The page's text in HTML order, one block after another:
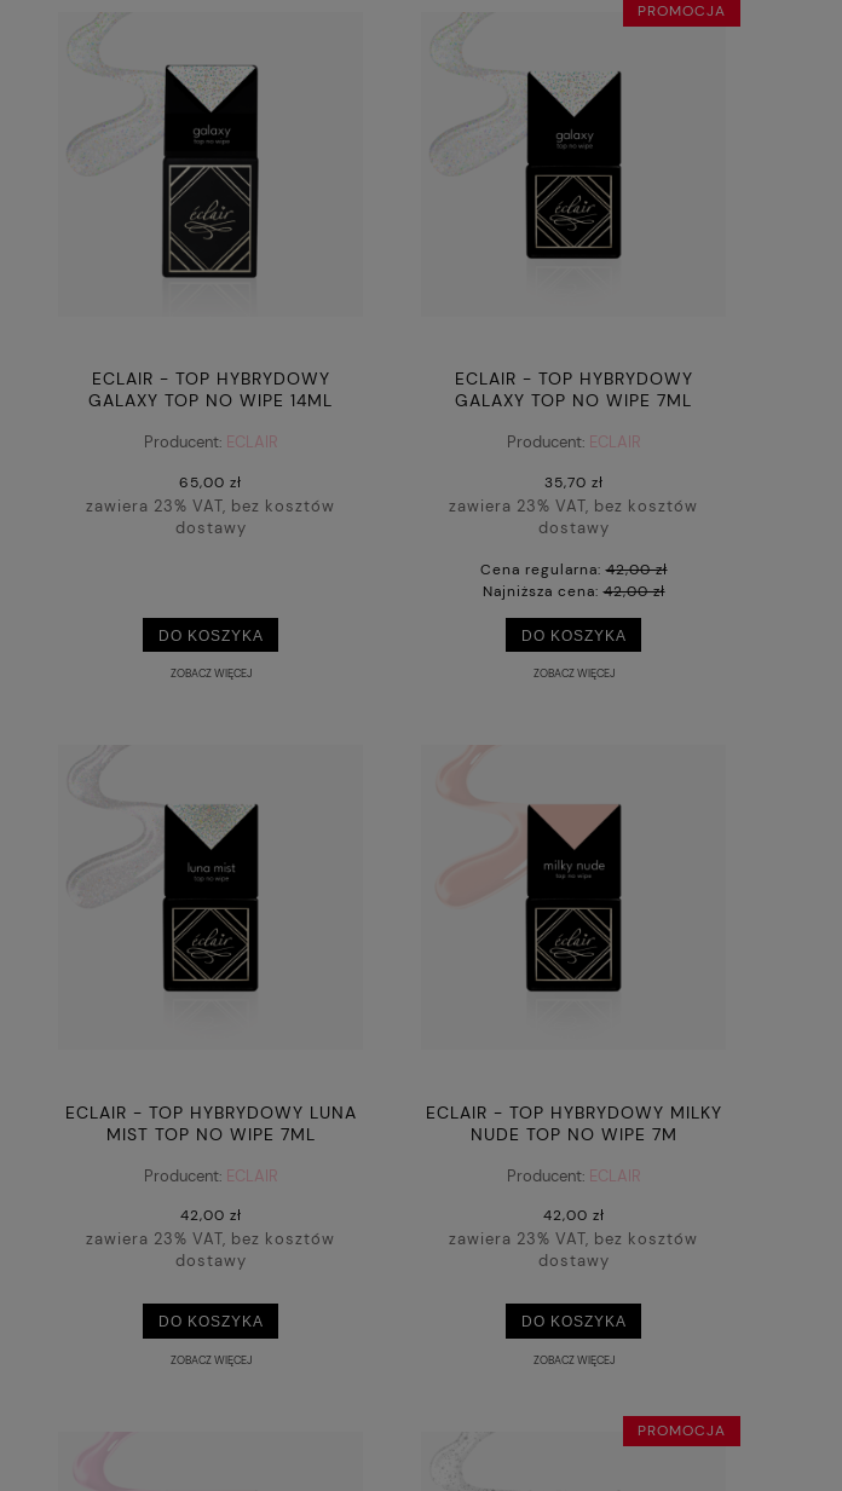
ECLAIR - TOP HYBRYDOWY
GALAXY TOP NO WIPE 14ML
Producent: ECLAIR
65,00 zł
zawiera 23% VAT, bez kosztów
dostawy
DO KOSZYKA
ZOBACZ WIĘCEJ
ECLAIR - TOP HYBRYDOWY
GALAXY TOP NO WIPE 7ML
Producent: ECLAIR
35,70 zł
zawiera 23% VAT, bez kosztów
dostawy
Cena regularna:42,00 zł
Najniższa cena:42,00 zł
DO KOSZYKA
ZOBACZ WIĘCEJ
PROMOCJA
ECLAIR - TOP HYBRYDOWY LUNA
MIST TOP NO WIPE 7ML
Producent: ECLAIR
42,00 zł
zawiera 23% VAT, bez kosztów
dostawy
DO KOSZYKA
ZOBACZ WIĘCEJ
ECLAIR - TOP HYBRYDOWY MILKY
NUDE TOP NO WIPE 7M
Producent: ECLAIR
42,00 zł
zawiera 23% VAT, bez kosztów
dostawy
DO KOSZYKA
ZOBACZ WIĘCEJ
PROMOCJA